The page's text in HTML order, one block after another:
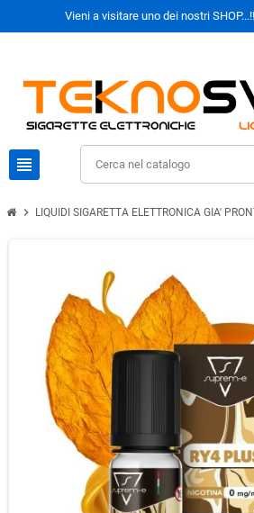
Vieni a visitare uno dei nostri
view_headline
chevron_right LIQUIDI SIGARETTA ELETTRONICA GIA'